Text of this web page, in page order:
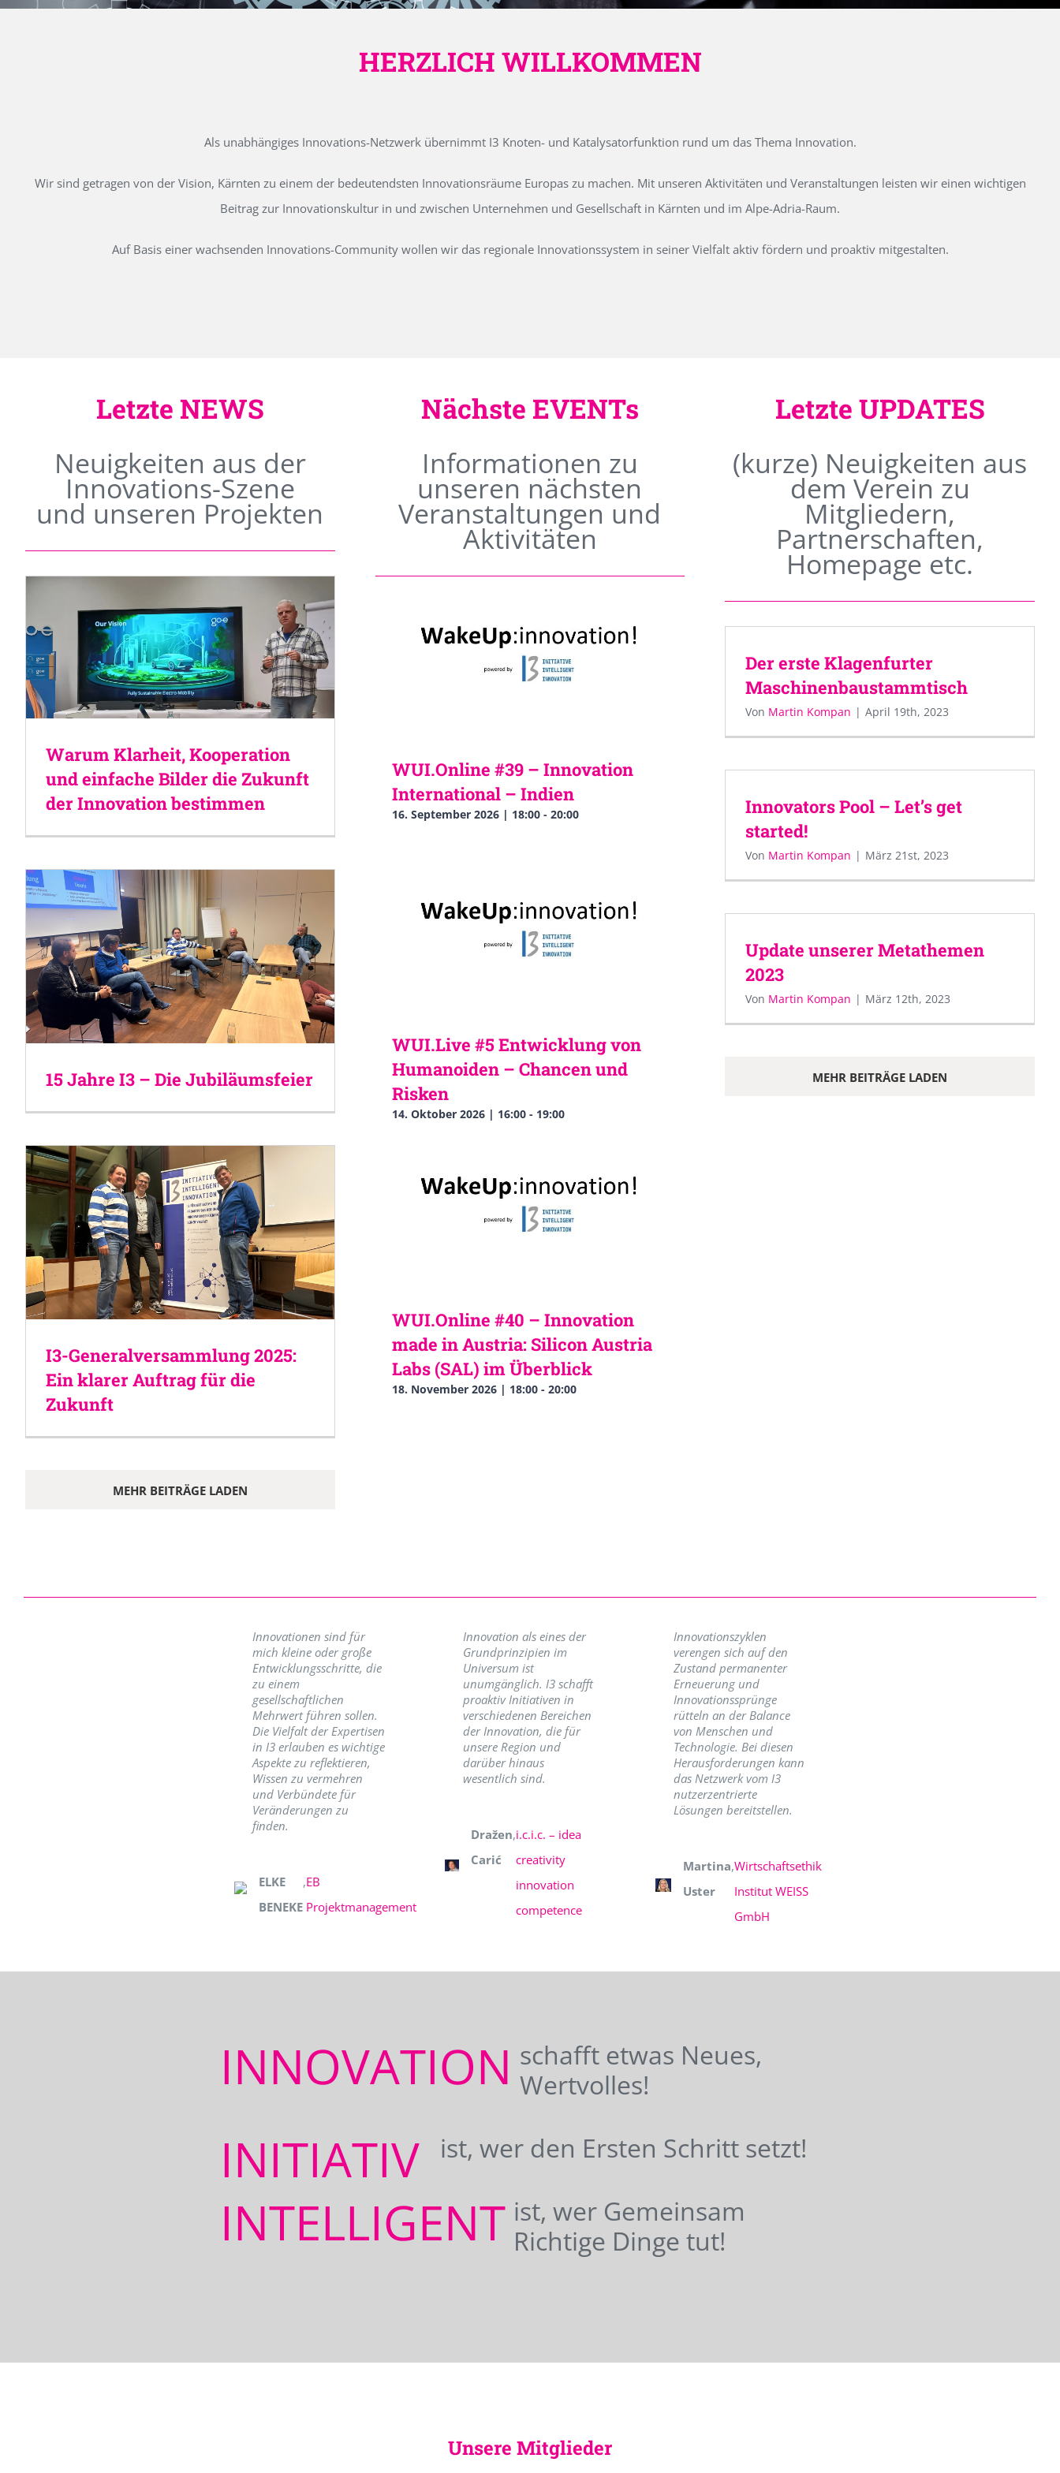
HERZLICH WILLKOMMEN
Als unabhängiges Innovations-Netzwerk übernimmt I3 Knoten- und Katalysatorfunktion rund um das Thema Innovation.
Wir sind getragen von der Vision, Kärnten zu einem der bedeutendsten Innovationsräume Europas zu machen. Mit unseren Aktivitäten und Veranstaltungen leisten wir einen wichtigen
Beitrag zur Innovationskultur in und zwischen Unternehmen und Gesellschaft in Kärnten und im Alpe-Adria-Raum.
Auf Basis einer wachsenden Innovations-Community wollen wir das regionale Innovationssystem in seiner Vielfalt aktiv fördern und proaktiv mitgestalten.
Letzte NEWS
Neuigkeiten aus der
Innovations-Szene
und unseren Projekten
Warum Klarheit, Kooperation
und einfache Bilder die Zukunft
der Innovation bestimmen
15 Jahre I3 – Die Jubiläumsfeier
I3-Generalversammlung 2025:
Ein klarer Auftrag für die
Zukunft
MEHR BEITRÄGE LADEN
Nächste EVENTs
Informationen zu
unseren nächsten
Veranstaltungen und
Aktivitäten
WUI.Online #39 – Innovation
International – Indien
16. September 2026 | 18:00- 20:00
WUI.Live #5 Entwicklung von
Humanoiden – Chancen und
Risken
14. Oktober 2026 | 16:00- 19:00
WUI.Online #40 – Innovation
made in Austria: Silicon Austria
Labs (SAL) im Überblick
18. November 2026 | 18:00- 20:00
Letzte UPDATES
(kurze) Neuigkeiten aus
dem Verein zu
Mitgliedern,
Partnerschaften,
Homepage etc.
Der erste Klagenfurter
Maschinenbaustammtisch
Von Martin Kompan | April 19th, 2023
Innovators Pool – Let’s get
started!
Von Martin Kompan | März 21st, 2023
Update unserer Metathemen
2023
Von Martin Kompan | März 12th, 2023
MEHR BEITRÄGE LADEN
Innovationen sind für
mich kleine oder große
Entwicklungsschritte, die
zu einem
gesellschaftlichen
Mehrwert führen sollen.
Die Vielfalt der Expertisen
in I3 erlauben es wichtige
Aspekte zu reflektieren,
Wissen zu vermehren
und Verbündete für
Veränderungen zu
finden.
ELKE
BENEKE
,EB
Projektmanagement
Innovation als eines der
Grundprinzipien im
Universum ist
unumgänglich. I3 schafft
proaktiv Initiativen in
verschiedenen Bereichen
der Innovation, die für
unsere Region und
darüber hinaus
wesentlich sind.
Dražen
Carić
,i.c.i.c. – idea
creativity
innovation
competence
Innovationszyklen
verengen sich auf den
Zustand permanenter
Erneuerung und
Innovationssprünge
rütteln an der Balance
von Menschen und
Technologie. Bei diesen
Herausforderungen kann
das Netzwerk vom I3
nutzerzentrierte
Lösungen bereitstellen.
Martina
Uster
,Wirtschaftsethik
Institut WEISS
GmbH
INNOVATION schafft etwas Neues,
Wertvolles!
INITIATIV ist, wer den Ersten Schritt setzt!
INTELLIGENT ist, wer Gemeinsam
Richtige Dinge tut!
Unsere Mitglieder